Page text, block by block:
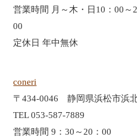
営業時間 月～木・日10：00～
00
定休日 年中無休
coneri
〒434-0046 静岡県浜松市浜
TEL 053-587-7889
営業時間 9：30～20：00